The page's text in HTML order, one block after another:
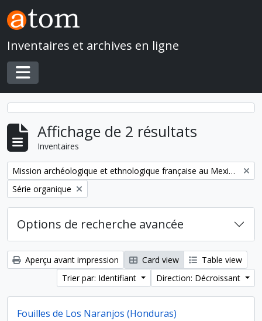
Skip to main content
Inventaires et archives en ligne
Toggle navigation
Affichage de 2 résultats
Inventaires
Remove filter:
Mission archéologique et ethnologique française au Mexique
Remove filter:
Série organique
Options de recherche avancée
Aperçu avant impression Card view
Table view
Trier par: Identifiant
Direction: Décroissant
Fouilles de Los Naranjos (Honduras)